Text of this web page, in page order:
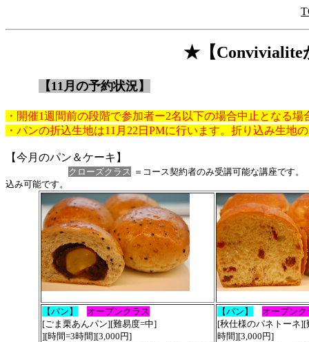
★【Convivialite
【11月の予約状況】
・開催1週間前の段階で参加者ー2名以下の場合中止となる場
・パンの折込生地は11月22日PMに行います。折り込み生地
【今月のパン＆ケーキ】
クローズクラス ＝コース契約者のみ受講可能な講座です
込み可能です。
【パン】
オープンクラス
[ごま栗あんパン][難易度=中]
][時間=3時間][3,000円]
【パン】
オープンク
[秋仕様のパネトーネ
時間][3,000円]